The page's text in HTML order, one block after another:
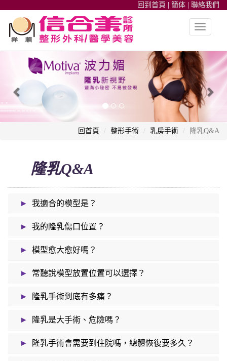
回到首頁 簡体 聯絡我們
Toggle
整形外科,高雄信合美整形,魔滴隆乳,隆鼻,雙眼皮,皮秒雷射,自體脂肪
Previous
回首頁 整形手術 乳房手術 隆乳Q&A
隆乳Q&A
▸ 我適合的模型是？
▸ 我的隆乳傷口位置？
▸ 模型愈大愈好嗎？
▸ 常聽說模型放置位置可以選擇？
▸ 隆乳手術到底有多痛？
▸ 隆乳是大手術、危險嗎？
▸ 隆乳手術會需要到住院嗎，總體恢復要多久？